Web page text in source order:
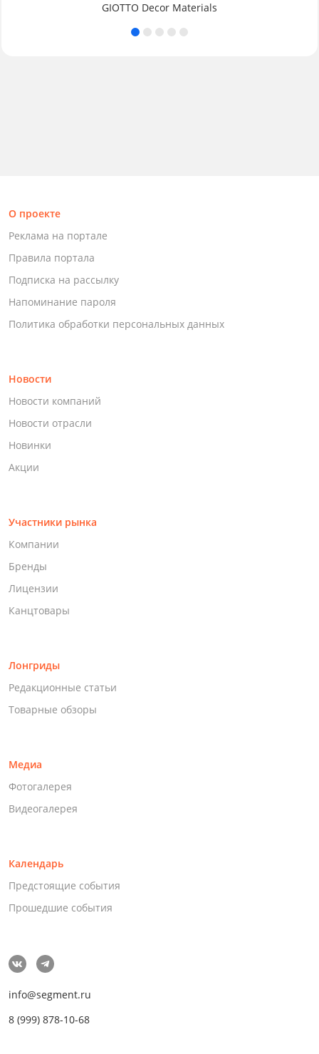
GIOTTO Decor Materials
О проекте
Реклама на портале
Правила портала
Подписка на рассылку
Напоминание пароля
Политика обработки персональных данных
Новости
Новости компаний
Новости отрасли
Новинки
Акции
Участники рынка
Компании
Бренды
Лицензии
Канцтовары
Лонгриды
Редакционные статьи
Товарные обзоры
Медиа
Фотогалерея
Видеогалерея
Календарь
Предстоящие события
Прошедшие события
info@segment.ru
8 (999) 878-10-68